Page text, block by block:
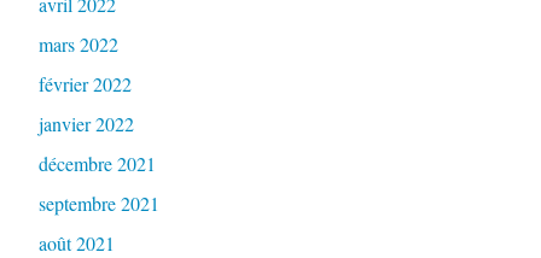
mars 2022
février 2022
janvier 2022
décembre 2021
septembre 2021
août 2021